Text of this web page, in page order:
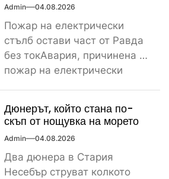
Admin 04.08.2026
Пожар на електрически
стълб остави част от Равда
без токАвария, причинена от
пожар на електрически
Дюнерът, който стана по-
скъп от нощувка на морето
Admin 04.08.2026
Два дюнера в Стария
Несебър струват колкото